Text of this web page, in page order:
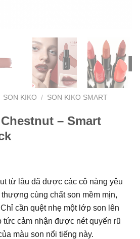
SON KIKO / SON KIKO SMART
– Smart
từ lâu đã được các cô nàng yêu
cùng chất son mềm mịn,
Chỉ cần quệt nhẹ một lớp son lên
tức cảm nhận được nét quyến rũ
màu son nổi tiếng này.